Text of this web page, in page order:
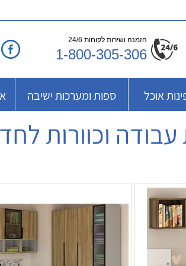
הזמנה ושירות לקוחות 24/6
1-800-305-306
אוכל ספות ומערכות ישיבה
וכוורות